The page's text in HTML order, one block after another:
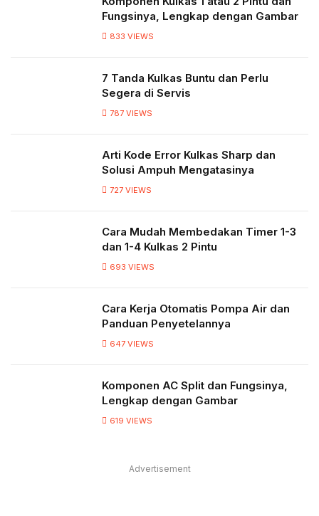
Fungsinya, Lengkap dengan Gambar
833 VIEWS
7 Tanda Kulkas Buntu dan Perlu
Segera di Servis
787 VIEWS
Arti Kode Error Kulkas Sharp dan
Solusi Ampuh Mengatasinya
727 VIEWS
Cara Mudah Membedakan Timer 1-3
dan 1-4 Kulkas 2 Pintu
693 VIEWS
Cara Kerja Otomatis Pompa Air dan
Panduan Penyetelannya
647 VIEWS
Komponen AC Split dan Fungsinya,
Lengkap dengan Gambar
619 VIEWS
Advertisement